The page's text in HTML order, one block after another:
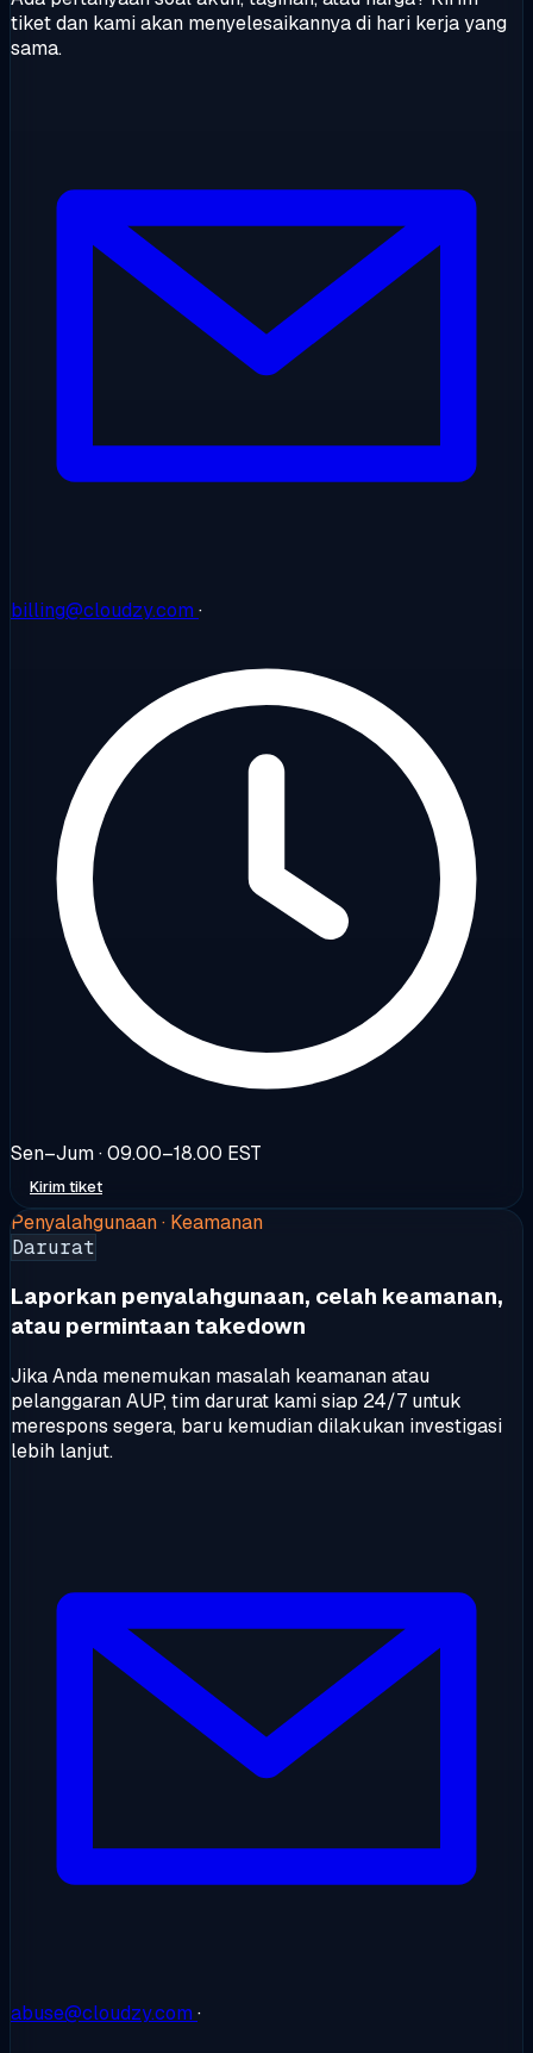
tiket dan kami akan menyelesaikannya di hari kerja yang
sama.
billing@cloudzy.com ·
Sen–Jum · 09.00–18.00 EST
Kirim tiket
Penyalahgunaan · Keamanan
Darurat
Laporkan penyalahgunaan, celah keamanan,
atau permintaan takedown
Jika Anda menemukan masalah keamanan atau
pelanggaran AUP, tim darurat kami siap 24/7 untuk
merespons segera, baru kemudian dilakukan investigasi
lebih lanjut.
abuse@cloudzy.com ·